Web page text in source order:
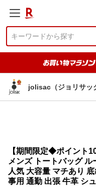
jolisac（ジョリサッ
【期間限定◆ポイント
メンズ トートバッグ ル
人気 大容量 マチあり
事用 通勤 出張 牛革 シ